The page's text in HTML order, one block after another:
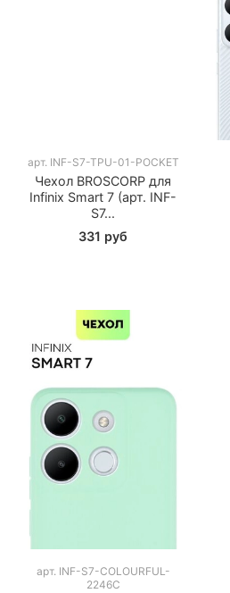
арт. INF-S7-TPU-01-POCKET
Чехол BROSCORP для
Infinix Smart 7 (арт. INF-
S7...
331 руб
арт. INF-S7-COLOURFUL-
2246C